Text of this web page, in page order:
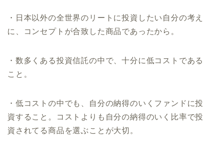
・日本以外の全世界のリートに投資したい自分の考え
に、コンセプトが合致した商品であったから。
・数多くある投資信託の中で、十分に低コストである
こと。
・低コストの中でも、自分の納得のいくファンドに投
資すること。コストよりも自分の納得のいく比率で投
資されてる商品を選ぶことが大切。